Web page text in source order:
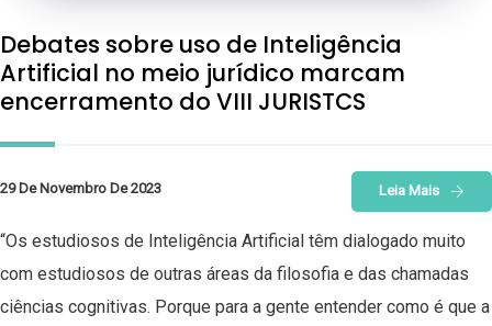
Debates sobre uso de Inteligência
Artificial no meio jurídico marcam
encerramento do VIII JURISTCS
29 De Novembro De 2023 Leia Mais
“Os estudiosos de Inteligência Artificial têm dialogado muito
com estudiosos de outras áreas da filosofia e das chamadas
ciências cognitivas. Porque para a gente entender como é que a